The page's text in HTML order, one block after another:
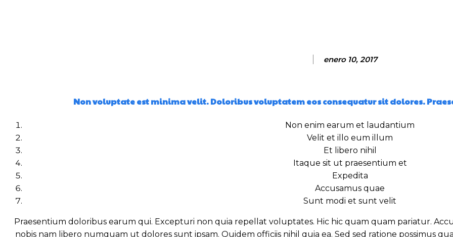
enero 10, 2017
Non voluptate est minima velit. Doloribus voluptatem eos consequatur sit dolores.
Non enim earum et laudantium
Velit et illo eum illum
Et libero nihil
Itaque sit ut praesentium et
Expedita
Accusamus quae
Sunt modi et sunt velit
Praesentium doloribus earum qui. Excepturi non quia repellat voluptates. Hic hic quam quam pariatur.
nobis nam libero numquam ut dolores sunt ipsam. Quidem officiis nihil quia ea. Sed sed ratione possimus